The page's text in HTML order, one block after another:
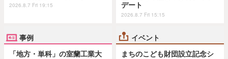
2026.8.7 Fri 19:15
デート
2026.8.7 Fri 15:15
事例
「地方・単科」の室蘭工業大
イベント
まちのこども財団設立記念シ